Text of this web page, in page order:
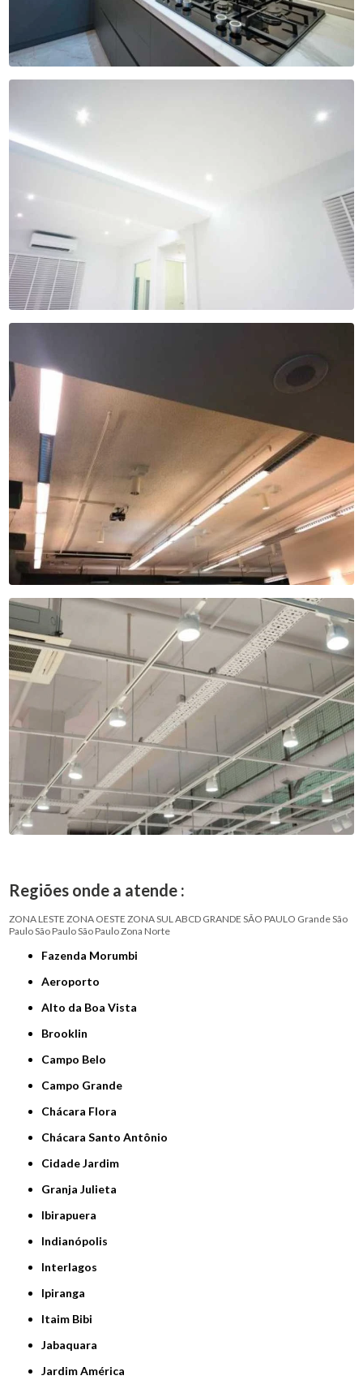
Regiões onde a atende :
ZONA LESTE ZONA OESTE ZONA SUL ABCD GRANDE SÃO PAULO Grande São
PauloSão PauloSão PauloZona Norte
Fazenda Morumbi
Aeroporto
Alto da Boa Vista
Brooklin
Campo Belo
Campo Grande
Chácara Flora
Chácara Santo Antônio
Cidade Jardim
Granja Julieta
Ibirapuera
Indianópolis
Interlagos
Ipiranga
Itaim Bibi
Jabaquara
Jardim América